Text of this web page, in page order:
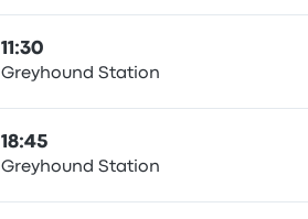
11:30
Greyhound Station
18:45
Greyhound Station